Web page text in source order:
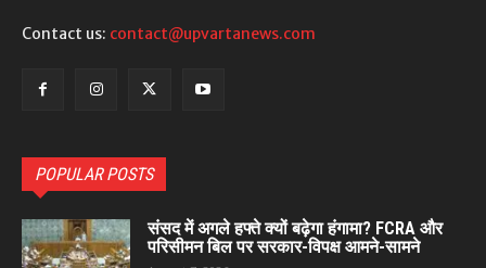
Contact us: contact@upvartanews.com
POPULAR POSTS
संसद में अगले हफ्ते क्यों बढ़ेगा हंगामा? FCRA और
परिसीमन बिल पर सरकार-विपक्ष आमने-सामने